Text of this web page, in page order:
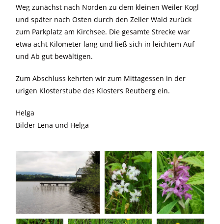
Weg zunächst nach Norden zu dem kleinen Weiler Kogl
und später nach Osten durch den Zeller Wald zurück
zum Parkplatz am Kirchsee. Die gesamte Strecke war
etwa acht Kilometer lang und ließ sich in leichtem Auf
und Ab gut bewältigen.
Zum Abschluss kehrten wir zum Mittagessen in der
urigen Klosterstube des Klosters Reutberg ein.
Helga
Bilder Lena und Helga